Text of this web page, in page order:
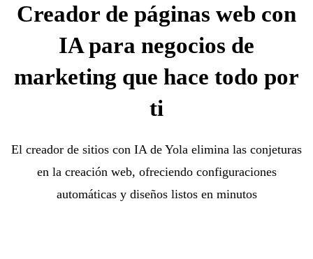
Creador de páginas web con
IA para negocios de
marketing que hace todo por
ti
El creador de sitios con IA de Yola elimina las conjeturas
en la creación web, ofreciendo configuraciones
automáticas y diseños listos en minutos